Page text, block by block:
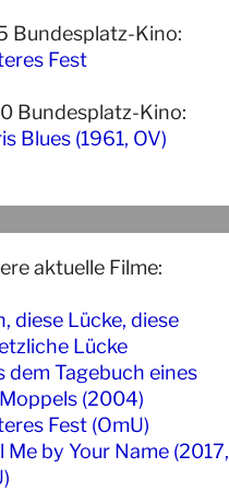
Bundesplatz-Kino:
Fest
Bundesplatz-Kino:
Blues (1961, OV)
aktuelle Filme:
diese Lücke, diese
Lücke
dem Tagebuch eines
(2004)
Fest (OmU)
Me by Your Name (2017,